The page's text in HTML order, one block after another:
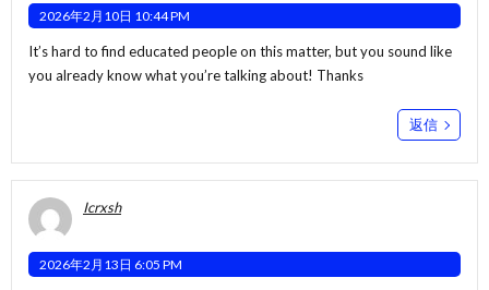
2026年2月10日 10:44 PM
It’s hard to find educated people on this matter, but you sound like
you already know what you’re talking about! Thanks
返信
Icrxsh
2026年2月13日 6:05 PM